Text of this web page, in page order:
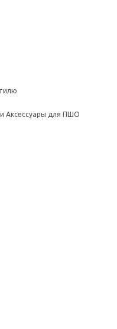
Аксессуары для ПШО